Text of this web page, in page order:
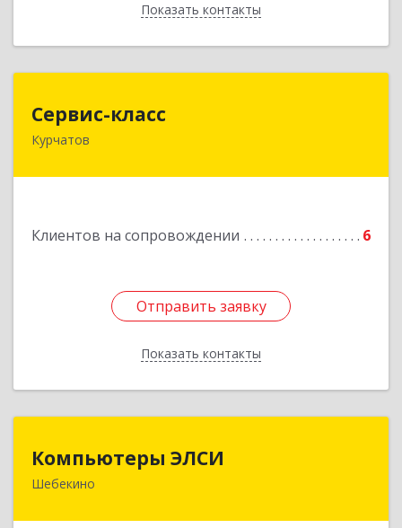
Показать контакты
Назад
Сервис-класс
Курчатов
Клиентов на сопровождении 6
Отправить заявку
Показать контакты
Подробнее
Отправить заявку
Назад
Компьютеры ЭЛСИ
Шебекино